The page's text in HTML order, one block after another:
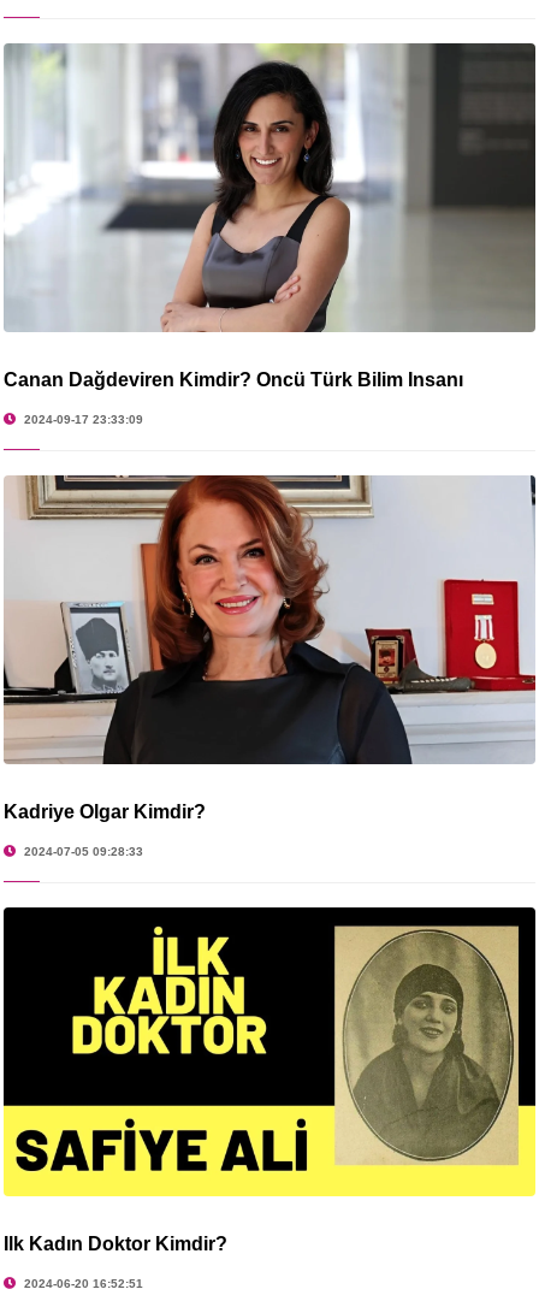
Canan Dağdeviren Kimdir? Öncü Türk Bilim İnsanı
2024-09-17 23:33:09
Kadriye Olgar Kimdir?
2024-07-05 09:28:33
İlk Kadın Doktor Kimdir?
2024-06-20 16:52:51